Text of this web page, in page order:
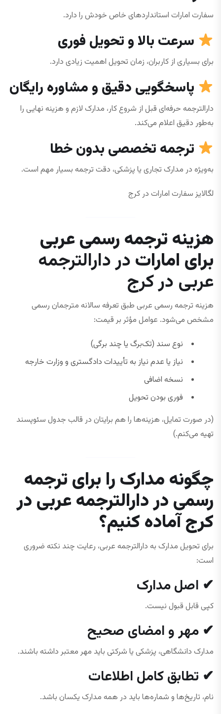
سفارت امارات استانداردهای خاص خودش را دارد.
سرعت بالا و تحویل فوری
برای بسیاری از کاربران، زمان تحویل اهمیت زیادی دارد.
پاسخگویی دقیق و مشاوره رایگان
دارالترجمه حرفه‌ای قبل از شروع کار، مدارک لازم و هزینه نهایی را
به‌طور دقیق اعلام می‌کند.
ترجمه تخصصی بدون خطا
به‌ویژه در مدارک تجاری یا پزشکی، دقت ترجمه بسیار مهم است.
لگالایز سفارت امارات در کرج
هزینه ترجمه رسمی عربی
برای اماراتدر دارالترجمه
عربی در کرج
هزینه ترجمه رسمی عربی طبق تعرفه سالانه مترجمان رسمی
مشخص می‌شود. عوامل مؤثر بر قیمت:
نوع سند (تک‌برگ یا چند برگی)
نیاز یا عدم نیاز به تأییدات دادگستری و وزارت خارجه
نسخه اضافی
فوری بودن تحویل
(در صورت تمایل، هزینه‌ها را هم برایتان در قالب جدول سئو‌پسند
تهیه می‌کنم.)
چگونه مدارک را برای ترجمه
رسمی در دارالترجمه عربی در
کرج آماده کنیم؟
برای تحویل مدارک به دارالترجمه عربی، رعایت چند نکته ضروری
است:
✔ اصل مدارک
کپی قابل قبول نیست.
✔ مهر و امضای صحیح
مدارک دانشگاهی، پزشکی یا شرکتی باید مهر معتبر داشته باشند.
✔ تطابق کامل اطلاعات
نام، تاریخ‌ها و شماره‌ها باید در همه مدارک یکسان باشد.